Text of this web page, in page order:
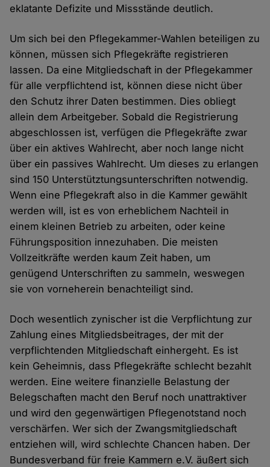
eklatante Defizite und Missstände deutlich.
Um sich bei den Pflegekammer-Wahlen beteiligen zu
können, müssen sich Pflegekräfte registrieren
lassen. Da eine Mitgliedschaft in der Pflegekammer
für alle verpflichtend ist, können diese nicht über
den Schutz ihrer Daten bestimmen. Dies obliegt
allein dem Arbeitgeber. Sobald die Registrierung
abgeschlossen ist, verfügen die Pflegekräfte zwar
über ein aktives Wahlrecht, aber noch lange nicht
über ein passives Wahlrecht. Um dieses zu erlangen
sind 150 Unterstütztungsunterschriften notwendig.
Wenn eine Pflegekraft also in die Kammer gewählt
werden will, ist es von erheblichem Nachteil in
einem kleinen Betrieb zu arbeiten, oder keine
Führungsposition innezuhaben. Die meisten
Vollzeitkräfte werden kaum Zeit haben, um
genügend Unterschriften zu sammeln, weswegen
sie von vorneherein benachteiligt sind.
Doch wesentlich zynischer ist die Verpflichtung zur
Zahlung eines Mitgliedsbeitrages, der mit der
verpflichtenden Mitgliedschaft einhergeht. Es ist
kein Geheimnis, dass Pflegekräfte schlecht bezahlt
werden. Eine weitere finanzielle Belastung der
Belegschaften macht den Beruf noch unattraktiver
und wird den gegenwärtigen Pflegenotstand noch
verschärfen. Wer sich der Zwangsmitgliedschaft
entziehen will, wird schlechte Chancen haben. Der
Bundesverband für freie Kammern e.V. äußert sich